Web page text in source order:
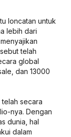
loncatan untuk
lebih dari
telah
global
dan 13000
secara
nya. Dengan
dunia, hal
dalam